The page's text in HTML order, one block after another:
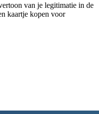
van je legitimatie in de
kaartje kopen voor